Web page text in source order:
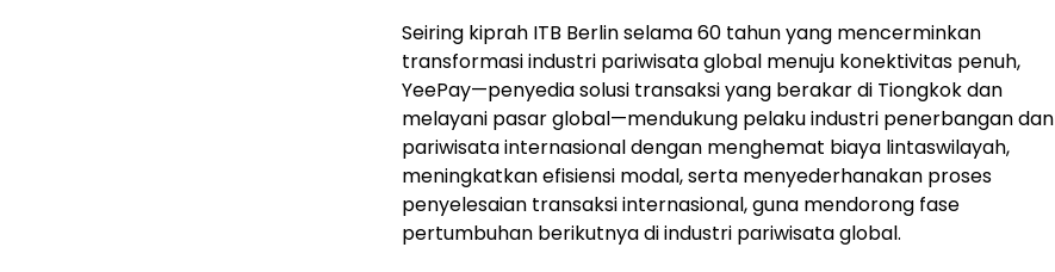
Seiring kiprah ITB Berlin selama 60 tahun yang mencerminkan
transformasi industri pariwisata global menuju konektivitas penuh,
YeePay—penyedia solusi transaksi yang berakar di Tiongkok dan
melayani pasar global—mendukung pelaku industri penerbangan dan
pariwisata internasional dengan menghemat biaya lintaswilayah,
meningkatkan efisiensi modal, serta menyederhanakan proses
penyelesaian transaksi internasional, guna mendorong fase
pertumbuhan berikutnya di industri pariwisata global.